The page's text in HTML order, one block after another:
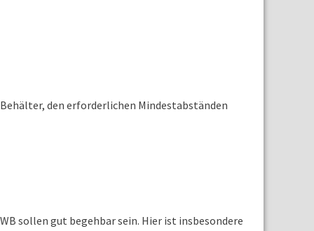
den erforderlichen Mindestabständen
sollen gut begehbar sein. Hier ist insbesondere